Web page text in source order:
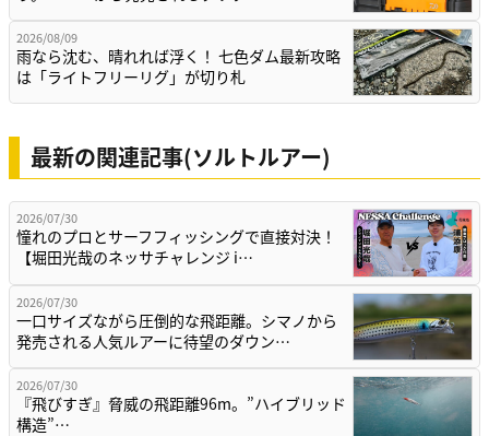
2026/08/09
雨なら沈む、晴れれば浮く！ 七色ダム最新攻略
は「ライトフリーリグ」が切り札
最新の関連記事(ソルトルアー)
2026/07/30
憧れのプロとサーフフィッシングで直接対決！
【堀田光哉のネッサチャレンジ i…
2026/07/30
一口サイズながら圧倒的な飛距離。シマノから
発売される人気ルアーに待望のダウン…
2026/07/30
『飛びすぎ』脅威の飛距離96m。”ハイブリッド
構造”…